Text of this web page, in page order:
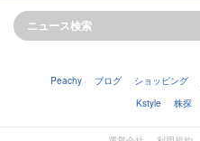
Peachy ブログ ショッピング
Kstyle
株探